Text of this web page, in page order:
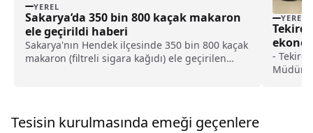
YEREL
Sakarya’da 350 bin 800 kaçak makaron
ele geçirildi haberi
Sakarya'nın Hendek ilçesinde 350 bin 800 kaçak
makaron (filtreli sigara kağıdı) ele geçirilen
YEREL
-
Tesisin kurulmasında emeği geçenlere